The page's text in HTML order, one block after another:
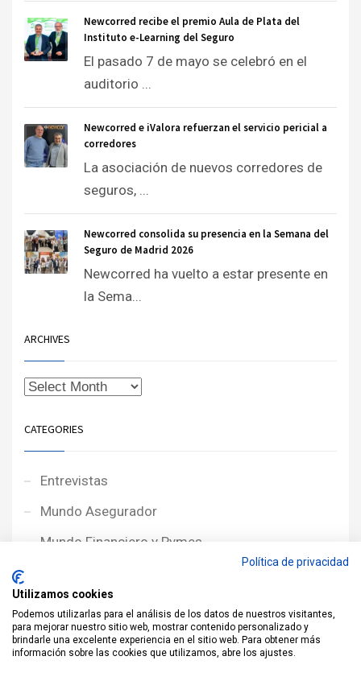
Newcorred recibe el premio Aula de Plata del
Instituto e-Learning del Seguro
El pasado 7 de mayo se celebró en el
auditorio ...
Newcorred e iValora refuerzan el servicio pericial a
corredores
La asociación de nuevos corredores de
seguros, ...
Newcorred consolida su presencia en la Semana del
Seguro de Madrid 2026
Newcorred ha vuelto a estar presente en
la Sema...
ARCHIVES
CATEGORIES
Entrevistas
Mundo Asegurador
Mundo Financiero y Pymes
Noticias NewcorRED
Protagonistas
Política de privacidad
Utilizamos cookies
Podemos utilizarlas para el análisis de los datos de nuestros visitantes,
para mejorar nuestro sitio web, mostrar contenido personalizado y
brindarle una excelente experiencia en el sitio web. Para obtener más
información sobre las cookies que utilizamos, abre los ajustes.